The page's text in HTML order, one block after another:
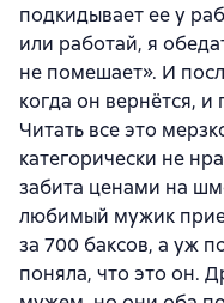
подкидывает ее у
или работай, я
не помешает». И
когда он вернётся, и
Читать все это
категорически не
забита ценами на
любимый мужик
за 700 баксов, а уж
поняла, что это он.